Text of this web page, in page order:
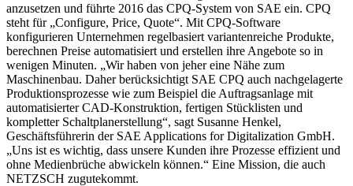
anzusetzen und führte 2016 das CPQ-System von SAE ein. CPQ
steht für „Configure, Price, Quote“. Mit CPQ-Software
konfigurieren Unternehmen regelbasiert variantenreiche Produkte,
berechnen Preise automatisiert und erstellen ihre Angebote so in
wenigen Minuten. „Wir haben von jeher eine Nähe zum
Maschinenbau. Daher berücksichtigt SAE CPQ auch nachgelagerte
Produktionsprozesse wie zum Beispiel die Auftragsanlage mit
automatisierter CAD-Konstruktion, fertigen Stücklisten und
kompletter Schaltplanerstellung“, sagt Susanne Henkel,
Geschäftsführerin der SAE Applications for Digitalization GmbH.
„Uns ist es wichtig, dass unsere Kunden ihre Prozesse effizient und
ohne Medienbrüche abwickeln können.“ Eine Mission, die auch
NETZSCH zugutekommt.